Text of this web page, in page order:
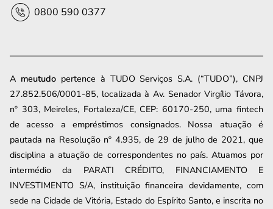
0800 590 0377
A meutudopertence à TUDO Serviços S.A. (“TUDO”), CNPJ
27.852.506/0001-85, localizada à Av. Senador Virgílio Távora,
nº 303, Meireles, Fortaleza/CE, CEP: 60170-250, uma fintech
de acesso a empréstimos consignados. Nossa atuação é
pautada na Resolução nº 4.935, de 29 de julho de 2021, que
disciplina a atuação de correspondentes no país. Atuamos por
intermédio da PARATI CRÉDITO, FINANCIAMENTO E
INVESTIMENTO S/A, instituição financeira devidamente, com
sede na Cidade de Vitória, Estado do Espírito Santo, e inscrita no